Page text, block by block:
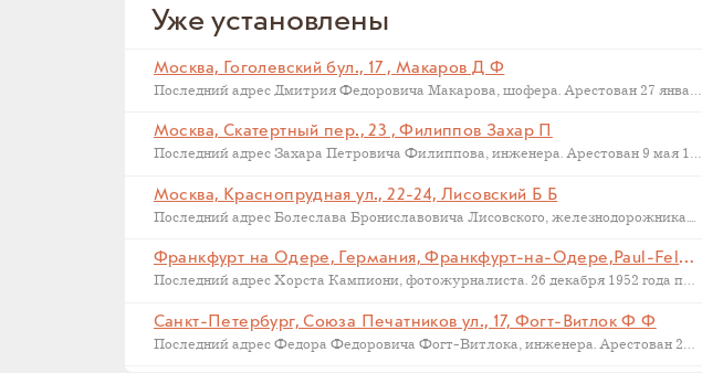
Уже установлены
Москва, Гоголевский бул., 17 , Макаров Д Ф
Последний адрес Дмитрия Федоровича Макарова, шофера. Арестован 27 января 1937...
Москва, Скатертный пер., 23 , Филиппов Захар П
Последний адрес Захара Петровича Филиппова, инженера. Арестован 9 мая 1933...
Москва, Краснопрудная ул., 22-24, Лисовский Б Б
Последний адрес Болеслава Брониславовича Лисовского, железнодорожника....
Франкфурт на Одере, Германия, Франкфурт-на-Одере,Paul-Feldner-Straße, 13, Кампиони Х Г
Последний адрес Хорста Кампиони, фотожурналиста. 26 декабря 1952 года приговорен...
Санкт-Петербург, Союза Печатников ул., 17, Фогт-Витлок Ф Ф
Последний адрес Федора Федоровича Фогт-Витлока, инженера. Арестован 27 июня...